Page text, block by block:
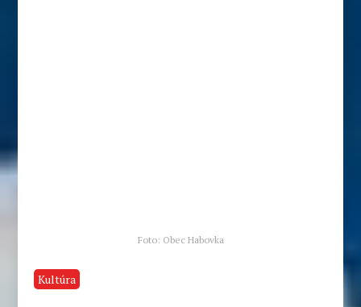
Foto: Obec Habovka
Kultúra